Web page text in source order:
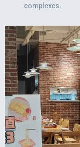
complexes.